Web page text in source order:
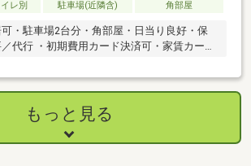
レ別
駐車場(近隣含) 角部屋
・駐車場2台分・角部屋・日当り良好・保
代行 ・初期費用カード決済可・家賃カード
もっと見る